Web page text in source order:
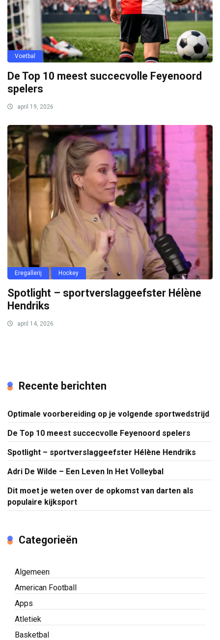
Voetbal
De Top 10 meest succecvolle Feyenoord
spelers
april 19, 2026
Eregallerij Hockey
Spotlight – sportverslaggeefster Hélène
Hendriks
april 14, 2026
Recente berichten
Optimale voorbereiding op je volgende sportwedstrijd
De Top 10 meest succecvolle Feyenoord spelers
Spotlight – sportverslaggeefster Hélène Hendriks
Adri De Wilde – Een Leven In Het Volleybal
Dit moet je weten over de opkomst van darten als
populaire kijksport
Categorieën
Algemeen
American Football
Apps
Atletiek
Basketbal